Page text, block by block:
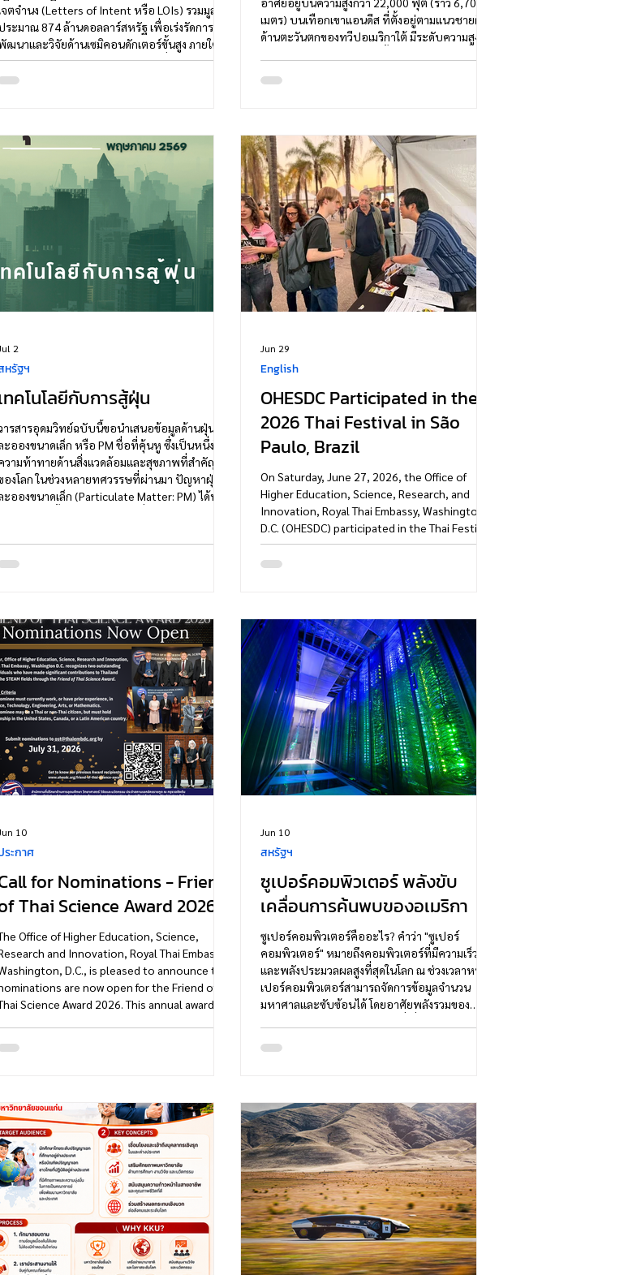
จตจำนง (Letters of Intent หรือ LOIs) รวมมูลค่า
ระมาณ 874 ล้านดอลลาร์สหรัฐ เพื่อเร่งรัดการ
ฒนาและวิจัยด้านเซมิคอนดักเตอร์ขั้นสูง ภายใต้
รอบของ CHIPS and Science Act ซึ่งมี
ตถุประสงค์หลักในการลดการพึ่งพาต่างประเทศ
การวิจัย ตลอดจนการพัฒนาระบบนิเวศที่เอื้อต่อ
การผลิตชิปภายในประเทศอย่างยั่งยืน งบประมาณ
นับสนุนดังกล่าว
เมตร) บนเทือกเขาแอนดีส ที่ตั้งอยู่ตามแนวชายฝั่ง
ด้านตะวันตกของทวีปอเมริกาใต้ มีระดับความสูงที่
แวดล้อมที่โหดร้าย ทั้งความกดอากาศต่ำ มี
แต่หนูชนิดนี้กลับสามารถด
ทคโนโลยีกับการสู้ฝุ่น
ารสารอุดมวิทย์ฉบับนี้ขอนำเสนอข้อมูลด้านฝุ่น
ะอองขนาดเล็ก หรือ PM ชื่อที่คุ้นหู ซึ่งเป็นหนึ่งใน
วามท้าทายด้านสิ่งแวดล้อมและสุขภาพที่สำคัญ
องโลก ในช่วงหลายทศวรรษที่ผ่านมา ปัญหาฝุ่น
ะอองขนาดเล็ก (Particulate Matter: PM) ได้ทวี
ารขยายตัวของเมือง การพัฒนาอุตสาหกรรม การ
มนาคม การเผาในภาคการเกษตร และการ
หรัฐฯ
Jul 2
OHESDC Participated in the
2026 Thai Festival in São
Paulo, Brazil
On Saturday, June 27, 2026, the Office of
Higher Education, Science, Research, and
Innovation, Royal Thai Embassy, Washington,
D.C. (OHESDC) participated in the Thai Festival
in São Paulo 2026, held at Praça da Sombra,
Memorial da América Latina. Organized by the
innovation. The festival featured a wide range
of cultural performances and exhibi
English
Jun 29
for Nominations - Friend
Thai Science Award 2026
Office of Higher Education, Science,
and Innovation, Royal Thai Embassy,
D.C., is pleased to announce that
are now open for the Friend of
Science Award 2026. This annual award
(STEAM) have strengthened
STEAM ecosystem. Eligibility •
ระกาศ
Jun 10
ซูเปอร์คอมพิวเตอร์ พลังขับ
เคลื่อนการค้นพบของอเมริกา
ซูเปอร์คอมพิวเตอร์คืออะไร? คำว่า "ซูเปอร์
คอมพิวเตอร์" หมายถึงคอมพิวเตอร์ที่มีความเร็ว
และพลังประมวลผลสูงที่สุดในโลก ณ ช่วงเวลาหนึ่ง ซู
เปอร์คอมพิวเตอร์สามารถจัดการข้อมูลจำนวน
มหาศาลและซับซ้อนได้ โดยอาศัยพลังรวมของ
ในงานวิทยาศาสตร์และวิศวกรรมที่ต้องการ
คอมพิวเตอร์ในปัจจุบันมีความเร็วเหนือกว่าเครื่อง
รุ่นแรกในทศวรรษ 1960
สหรัฐฯ
Jun 10